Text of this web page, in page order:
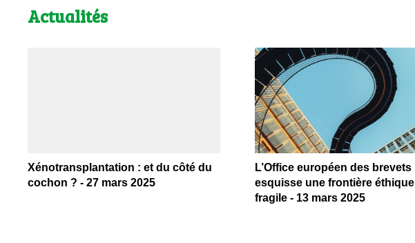
Actualités
Xénotransplantation : et du côté du
cochon ? - 27 mars 2025
L’Office européen des brevets
esquisse une frontière éthique
fragile - 13 mars 2025